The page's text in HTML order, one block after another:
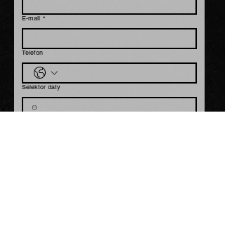
E-mail *
Telefon
Selektor daty